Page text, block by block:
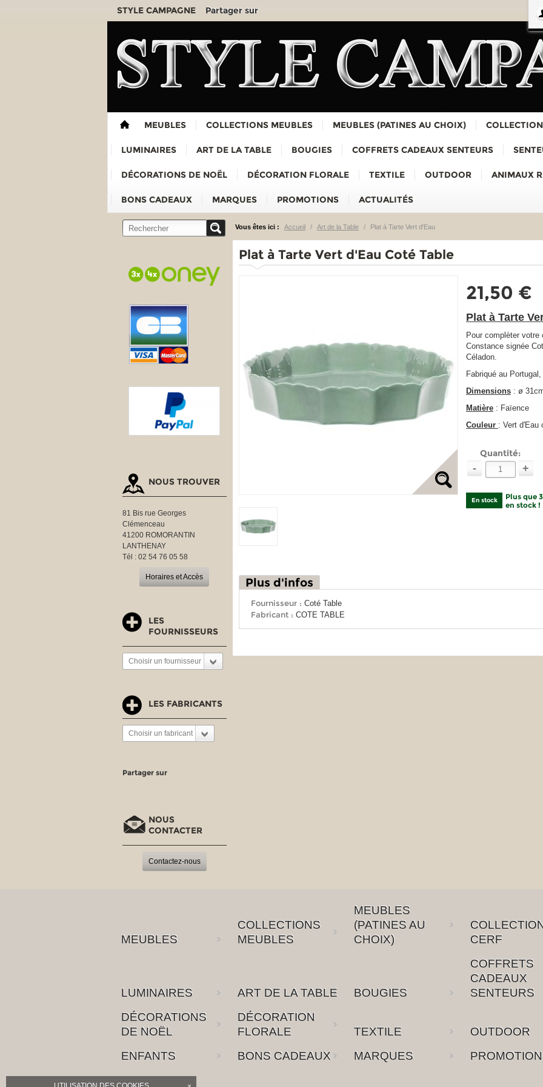
STYLE CAMPAGNE Partager sur
MEUBLES COLLECTIONS MEUBLES MEUBLES (PATINES AU CHOIX)
LUMINAIRES ART DE LA TABLE BOUGIES COFFRETS CADEAUX SENTEURS
DÉCORATIONS DE NOËL DÉCORATION FLORALE TEXTILE OUTDOOR ANIMAUX
BONS CADEAUX MARQUES PROMOTIONS ACTUALITÉS
NOUS TROUVER
81 Bis rue Georges
Clémenceau
41200 ROMORANTIN
LANTHENAY
Tél : 02 54 76 05 58
Horaires et Accès
LES
FOURNISSEURS
Choisir un fournisseur
LES FABRICANTS
Choisir un fabricant
Partager sur
NOUS
CONTACTER
Contactez-nous
Vous êtes ici : Accueil / Art de la Table / Plat à Tarte Vert d'Eau
Plat à Tarte Vert d'Eau Coté Table
21,50 €
Plat à Tarte
Pour complèter
Constance signée
Céladon.
Fabriqué au
Dimensions : ø
Matière : Faïence
Couleur : Vert d'Eau
Quantité:
- +
En stock
Plus que
en stock !
Plus d'infos
Fournisseur : Coté Table
Fabricant : COTE TABLE
MEUBLES
COLLECTIONS
MEUBLES
MEUBLES
(PATINES AU
CHOIX)
CERF
LUMINAIRES ART DE LA TABLE BOUGIES
COFFRETS
CADEAUX
SENTEURS
DÉCORATIONS
DE NOËL
DÉCORATION
FLORALE
TEXTILE OUTDOOR
ENFANTS
BONS CADEAUX MARQUES